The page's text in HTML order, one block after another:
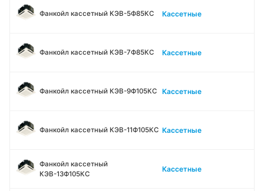
Фанкойл кассетный КЭВ-5Ф85КС Кассетные
Фанкойл кассетный КЭВ-7Ф85КС Кассетные
Фанкойл кассетный КЭВ-9Ф105КС Кассетные
Фанкойл кассетный КЭВ-11Ф105КС Кассетные
Фанкойл кассетный
КЭВ-13Ф105КС
Кассетные